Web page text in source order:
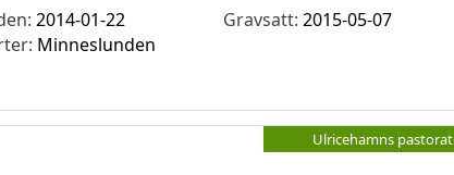
2014-01-22 Gravsatt:2015-05-07
Minneslunden
Ulricehamns pastorat